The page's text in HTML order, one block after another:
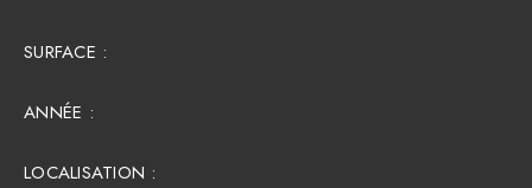
SURFACE :​
ANNÉE :
LOCALISATION :